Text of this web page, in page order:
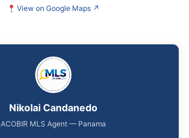
View on Google Maps ↗
Nikolai Candanedo
ACOBIR MLS Agent — Panama